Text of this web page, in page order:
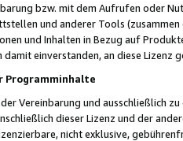
bzw. mit dem Aufrufen oder
und anderer Tools (zusammen
und Inhalten in Bezug auf
einverstanden, an diese Lizenz
Programminhalte
Vereinbarung und ausschließlich
dieser Lizenz und der
nicht exklusive,